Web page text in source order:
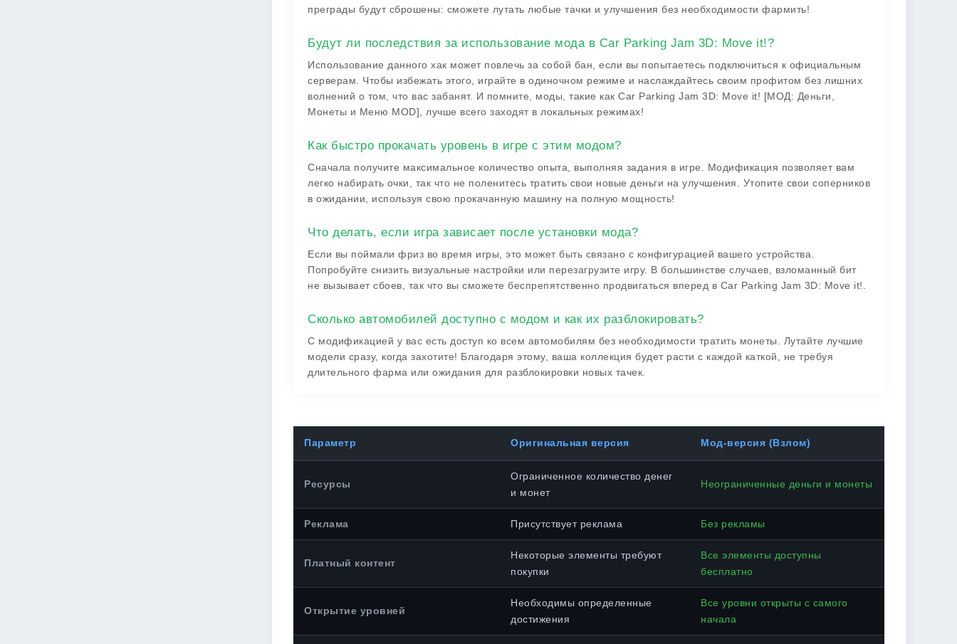
преграды будут сброшены: сможете лутать любые тачки и улучшения без необходимости фармить!
Будут ли последствия за использование мода в Car Parking Jam 3D: Move it!?
Использование данного хак может повлечь за собой бан, если вы попытаетесь подключиться к официальным
серверам. Чтобы избежать этого, играйте в одиночном режиме и наслаждайтесь своим профитом без лишних
волнений о том, что вас забанят. И помните, моды, такие как Car Parking Jam 3D: Move it! [МОД: Деньги,
Монеты и Меню MOD], лучше всего заходят в локальных режимах!
Как быстро прокачать уровень в игре с этим модом?
Сначала получите максимальное количество опыта, выполняя задания в игре. Модификация позволяет вам
легко набирать очки, так что не поленитесь тратить свои новые деньги на улучшения. Утопите свои соперников
в ожидании, используя свою прокачанную машину на полную мощность!
Что делать, если игра зависает после установки мода?
Если вы поймали фриз во время игры, это может быть связано с конфигурацией вашего устройства.
Попробуйте снизить визуальные настройки или перезагрузите игру. В большинстве случаев, взломанный бит
не вызывает сбоев, так что вы сможете беспрепятственно продвигаться вперед в Car Parking Jam 3D: Move it!.
Сколько автомобилей доступно с модом и как их разблокировать?
С модификацией у вас есть доступ ко всем автомобилям без необходимости тратить монеты. Лутайте лучшие
модели сразу, когда захотите! Благодаря этому, ваша коллекция будет расти с каждой каткой, не требуя
длительного фарма или ожидания для разблокировки новых тачек.
Параметр Оригинальная версия Мод-версия (Взлом)
Ресурсы
Ограниченное количество денег
и монет
Неограниченные деньги и монеты
Реклама Присутствует реклама Без рекламы
Платный контент
Некоторые элементы требуют
покупки
Все элементы доступны
бесплатно
Открытие уровней
Необходимы определенные
достижения
Все уровни открыты с самого
начала